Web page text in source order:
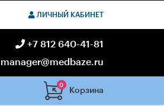
ЛИЧНЫЙ КАБИНЕТ
+7 812 640-41-81
manager@medbaze.ru
0
Корзина